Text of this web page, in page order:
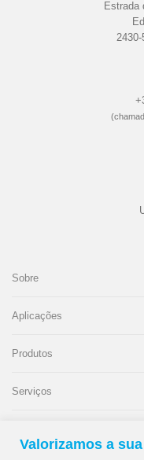
Valorizamos a
Estrada
Sobre
Aplicações
Produtos
Serviços